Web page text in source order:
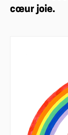
cœur joie.